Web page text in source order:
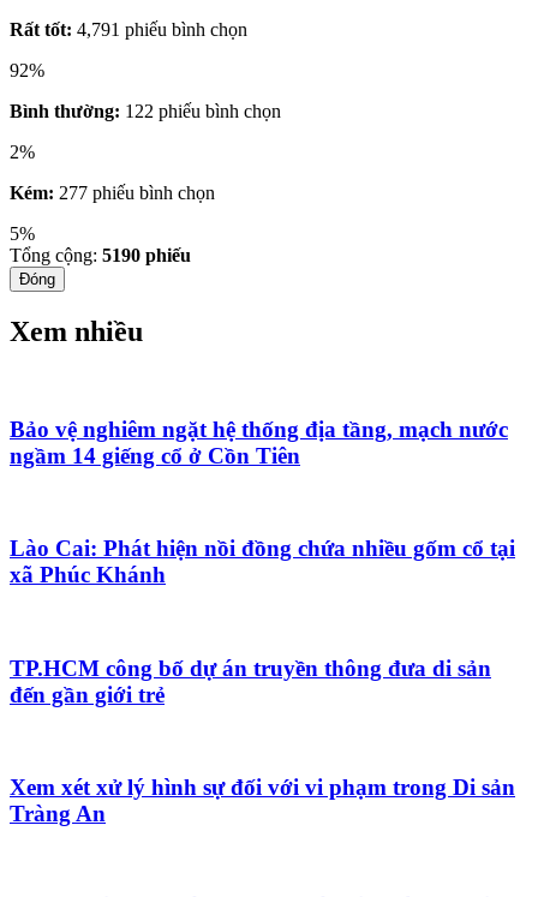
Rất tốt: 4,791 phiếu bình chọn
92%
Bình thường: 122 phiếu bình chọn
2%
Kém: 277 phiếu bình chọn
5%
Tổng cộng: 5190 phiếu
Đóng
Xem nhiều
Bảo vệ nghiêm ngặt hệ thống địa tầng, mạch nước
ngầm 14 giếng cổ ở Cồn Tiên
Lào Cai: Phát hiện nồi đồng chứa nhiều gốm cổ tại
xã Phúc Khánh
TP.HCM công bố dự án truyền thông đưa di sản
đến gần giới trẻ
Xem xét xử lý hình sự đối với vi phạm trong Di sản
Tràng An